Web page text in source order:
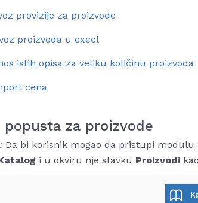
provizije za proizvode
proizvoda u excel
istih opisa za veliku količinu proizvoda
cena
popusta za proizvode
Da bi korisnik mogao da pristupi
i u okviru nje stavku Proizvodi